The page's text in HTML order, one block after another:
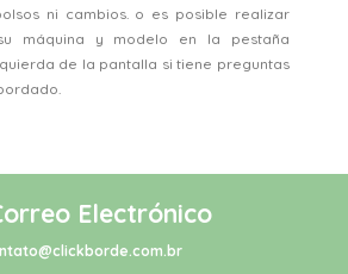
ni cambios. o es posible realizar
máquina y modelo en la pestaña
de la pantalla si tiene preguntas
Electrónico